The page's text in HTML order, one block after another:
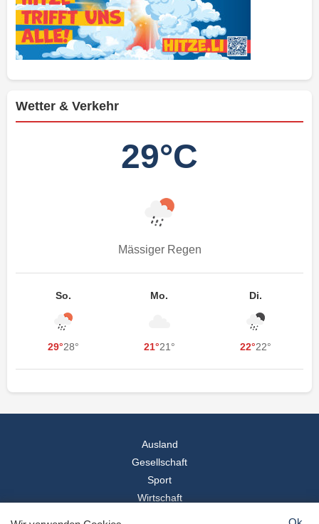
Wetter & Verkehr
29°C
Mässiger Regen
So.
29°28°
Mo.
21°21°
Di.
22°22°
Ausland
Gesellschaft
Sport
Wirtschaft